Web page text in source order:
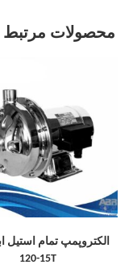
محصولات مرتبط
120-15T